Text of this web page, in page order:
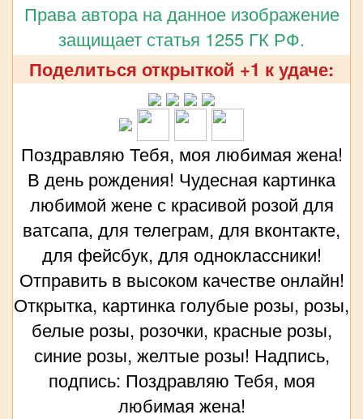
Права автора на данное изображение
защищает статья 1255 ГК РФ.
Поделиться открыткой +1 к удаче:
Поздравляю Тебя, моя любимая жена!
В день рождения! Чудесная картинка
любимой жене с красивой розой для
ватсапа, для телеграм, для вконтакте,
для фейсбук, для одноклассники!
Отправить в высоком качестве онлайн!
Открытка, картинка голубые розы, розы,
белые розы, розочки, красные розы,
синие розы, желтые розы! Надпись,
подпись: Поздравляю Тебя, моя
любимая жена!